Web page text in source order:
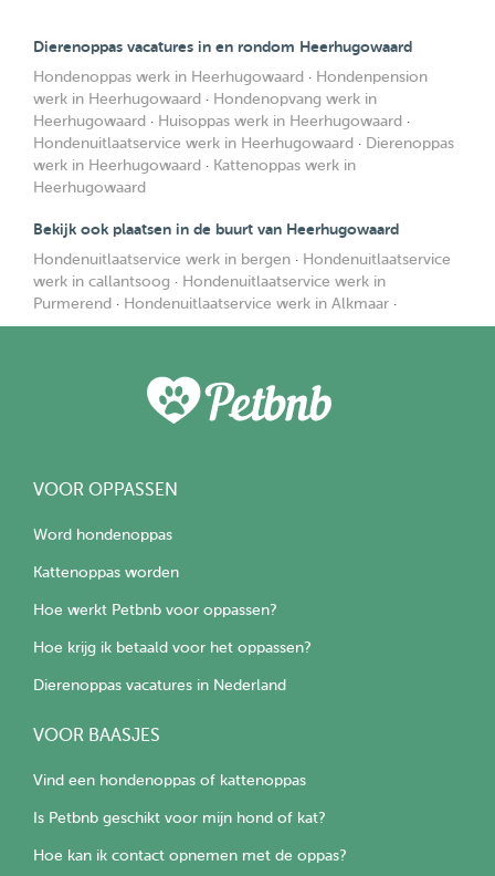
Dierenoppas vacatures in en rondom Heerhugowaard
Hondenoppas werk in Heerhugowaard · Hondenpension
werk in Heerhugowaard · Hondenopvang werk in
Heerhugowaard · Huisoppas werk in Heerhugowaard ·
Hondenuitlaatservice werk in Heerhugowaard · Dierenoppas
werk in Heerhugowaard · Kattenoppas werk in
Heerhugowaard
Bekijk ook plaatsen in de buurt van Heerhugowaard
Hondenuitlaatservice werk in bergen · Hondenuitlaatservice
werk in callantsoog · Hondenuitlaatservice werk in
Purmerend · Hondenuitlaatservice werk in Alkmaar ·
VOOR OPPASSEN
Word hondenoppas
Kattenoppas worden
Hoe werkt Petbnb voor oppassen?
Hoe krijg ik betaald voor het oppassen?
Dierenoppas vacatures in Nederland
VOOR BAASJES
Vind een hondenoppas of kattenoppas
Is Petbnb geschikt voor mijn hond of kat?
Hoe kan ik contact opnemen met de oppas?